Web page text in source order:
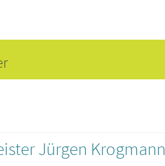
Jürgen Krogmann